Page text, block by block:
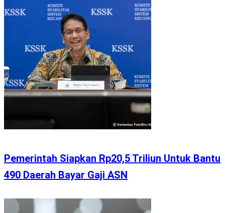
Pemerintah Siapkan Rp20,5 Triliun Untuk Bantu
490 Daerah Bayar Gaji ASN